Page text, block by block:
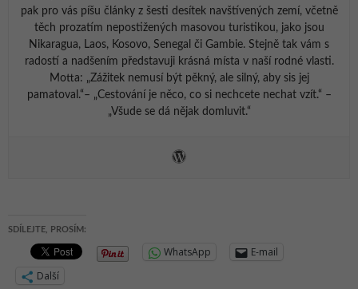
pak pro vás píšu články z šesti desítek navštívených zemí, včetně
těch prozatím nepostižených masovou turistikou, jako jsou
Nikaragua, Laos, Kosovo, Senegal či Gambie. Stejně tak vám s
radostí a nadšením představuji krásná místa v naší rodné vlasti.
Motta: „Zážitek nemusí být pěkný, ale silný, aby sis jej
pamatoval.“– „Cestování je něco, co si nechcete nechat vzít.“ –
„Všude se dá nějak domluvit.“
SDÍLEJTE, PROSÍM:
WhatsApp
E-mail
Další